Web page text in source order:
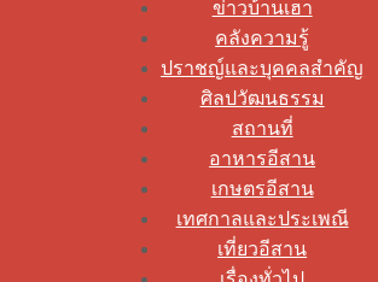
ข่าวบ้านเฮา
คลังความรู้
ปราชญ์และบุคคลสำคัญ
ศิลปวัฒนธรรม
สถานที่
อาหารอีสาน
เกษตรอีสาน
เทศกาลและประเพณี
เที่ยวอีสาน